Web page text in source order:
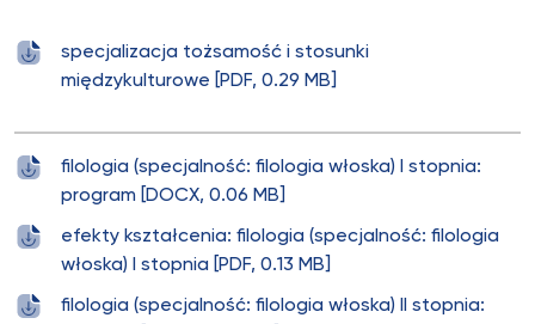
specjalizacja tożsamość i stosunki
międzykulturowe [PDF, 0.29 MB]
filologia (specjalność: filologia włoska) I stopnia:
program [DOCX, 0.06 MB]
efekty kształcenia: filologia (specjalność: filologia
włoska) I stopnia [PDF, 0.13 MB]
filologia (specjalność: filologia włoska) II stopnia: